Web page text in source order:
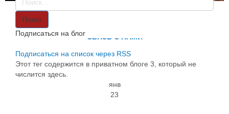
СВЯЗЬ С НАМИ
Поиск
Подписаться на блог
Подписаться на список через RSS
Этот тег содержится в приватном блоге 3, который не
числится здесь.
янв
23